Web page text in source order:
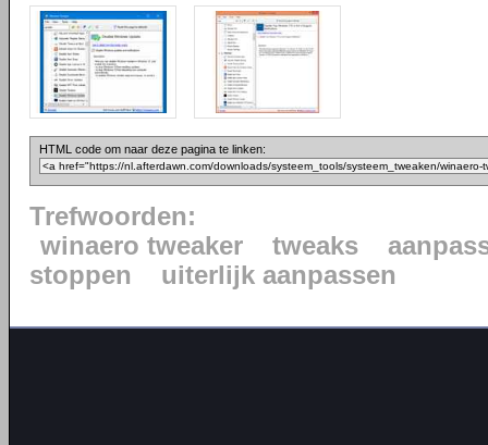
HTML code om naar deze pagina te linken:
Trefwoorden:
winaero tweaker
tweaks
stoppen
uiterlijk aanpassen